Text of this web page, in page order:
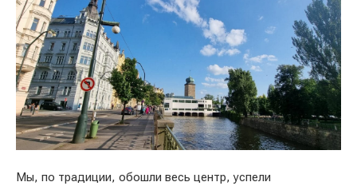
Мы, по традиции, обошли весь центр, успели